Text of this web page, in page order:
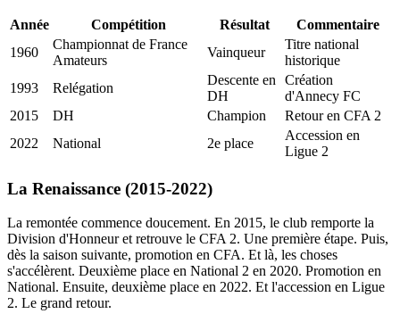
Année Compétition Résultat
Commentaire
1960
Championnat de France
Amateurs
Vainqueur
Titre national
historique
1993
Relégation
Descente en
DH
Création
d'Annecy FC
2015
DH Champion
Retour en CFA 2
2022
National 2e place
Accession en
Ligue 2
La Renaissance (2015-2022)
La remontée commence doucement. En 2015, le club remporte la
Division d'Honneur et retrouve le CFA 2. Une première étape. Puis,
dès la saison suivante, promotion en CFA. Et là, les choses
s'accélèrent. Deuxième place en National 2 en 2020. Promotion en
National. Ensuite, deuxième place en 2022. Et l'accession en Ligue
2. Le grand retour.